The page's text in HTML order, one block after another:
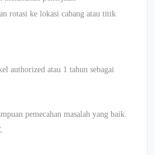
rotasi ke lokasi cabang atau titik
authorized atau 1 tahun sebagai
pemecahan masalah yang baik.